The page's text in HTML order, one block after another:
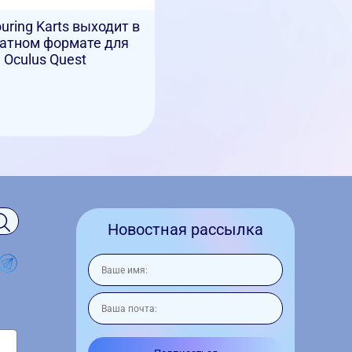
Karts выходит в
формате для
Oculus Quest
Новостная рассылка